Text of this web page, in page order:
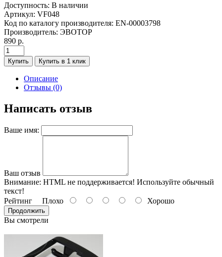
Доступность: В наличии
Артикул: VF048
Код по каталогу производителя: EN-00003798
Производитель: ЭВОТОР
890 р.
Купить Купить в 1 клик
Описание
Отзывы (0)
Написать отзыв
Ваше имя:
Ваш отзыв
Внимание: HTML не поддерживается! Используйте обычный
текст!
Рейтинг Плохо Хорошо
Продолжить
Вы смотрели